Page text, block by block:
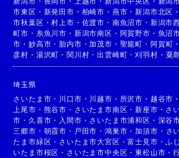
市東区 ・ 新発田市 ・ 柏崎市 ・ 燕市 ・新潟市北区
市秋葉区 ・村上市 ・ 佐渡市 ・ 南魚沼市 ・ 新潟市
町市 ・ 糸魚川市 ・ 新潟市南区 ・ 阿賀野市 ・ 魚沼
市 ・妙高市 ・ 胎内市 ・加茂市 ・ 聖籠町 ・ 阿賀町 ・
彦村 ・ 湯沢町 ・関川村 ・出雲崎町 ・刈羽村 ・ 粟
埼玉県
さいたま市 ・ 川口市 ・ 川越市 ・ 所沢市 ・ 越谷市
上尾市 ・ 熊谷市 ・ さいたま市南区 ・新座市 ・ さ
市 ・ 久喜市 ・ 入間市 ・ さいたま市浦和区 ・ 深谷
三郷市 ・ 朝霞市 ・ 戸田市 ・鴻巣市 ・加須市 ・ さ
たま市緑区 ・ さいたま市大宮区 ・富士見市 ・ふ
いたま市桜区 ・ さいたま市中央区 ・東松山市 ・